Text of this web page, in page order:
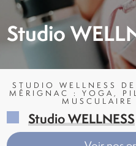
Studio
STUDIO WELLNESS
MÉRIGNAC : YOGA,
Studio WELLNESS